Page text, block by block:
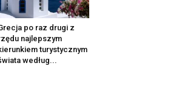
po raz drugi z
najlepszym
turystycznym
według...